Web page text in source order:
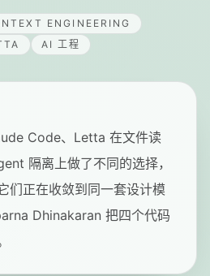
ENGINEERING
AI 工程
Code、Letta 在文件读
隔离上做了不同的选择，
们正在收敛到同一套设计模
Dhinakaran 把四个代码